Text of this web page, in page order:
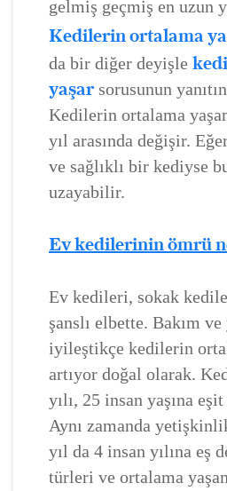
gelmiş geçmiş en uzun
Kedilerin ortalama
da bir diğer deyişle
yaşarsorusunun
Kedilerin ortalama
yıl arasında değişir.
ve sağlıklı bir kediyse
uzayabilir.
Ev kedilerinin ömrü
Ev kedileri, sokak
şanslı elbette. Bakım
iyileştikçe kedilerin
artıyor doğal olarak.
yılı, 25 insan yaşına
Aynı zamanda
yıl da 4 insan yılına eş
türleri ve ortalama